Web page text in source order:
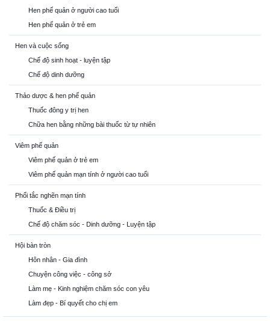
Hen phế quản ở người cao tuổi
Hen phế quản ở trẻ em
Hen và cuộc sống
Chế độ sinh hoạt - luyện tập
Chế độ dinh dưỡng
Thảo dược & hen phế quản
Thuốc đông y trị hen
Chữa hen bằng những bài thuốc từ tự nhiên
Viêm phế quản
Viêm phế quản ở trẻ em
Viêm phế quản mạn tính ở người cao tuổi
Phổi tắc nghẽn mạn tính
Thuốc & Điều trị
Chế độ chăm sóc - Dinh dưỡng - Luyện tập
Hội bàn tròn
Hôn nhân - Gia đình
Chuyện công việc - công sở
Làm mẹ - Kinh nghiệm chăm sóc con yêu
Làm đẹp - Bí quyết cho chị em